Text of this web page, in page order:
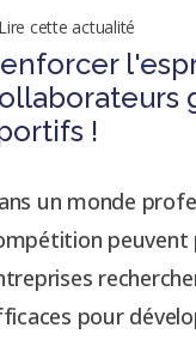
cette actualité
!
un monde
peuvent
pour